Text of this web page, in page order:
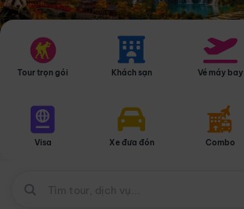
Tour trọn gói Khách sạn Vé máy bay
Visa Xe đưa đón Combo